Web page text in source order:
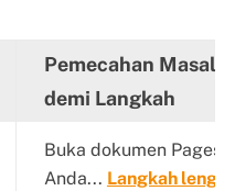
Pemecahan
demi Langkah
Buka dokumen Pages
Anda... Langkah